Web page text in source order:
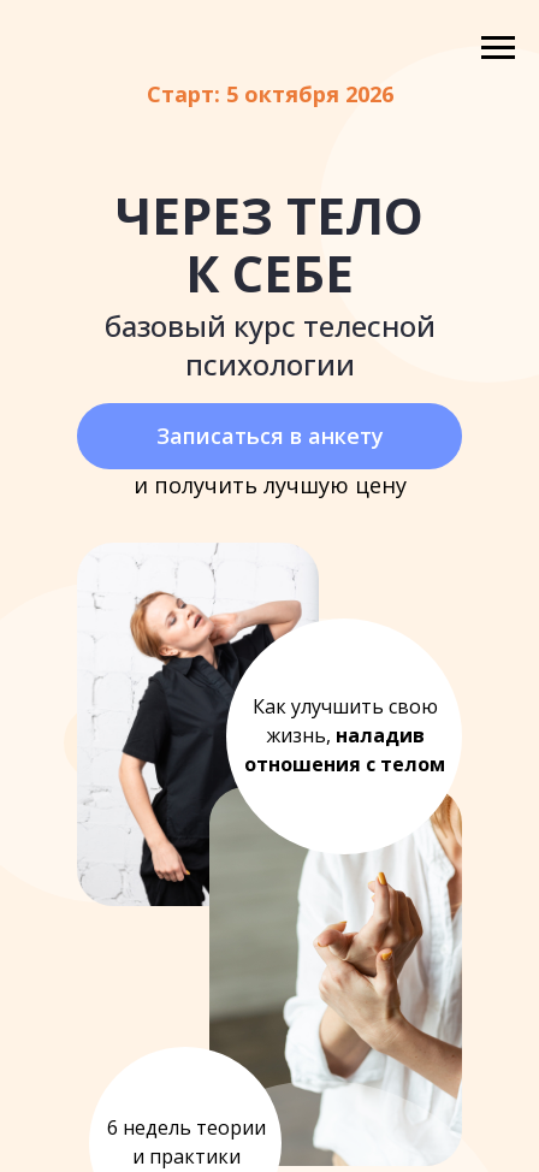
ЧЕРЕЗ ТЕЛО
К СЕБЕ
базовый курс телесной
психологии
Старт: 5 октября 2026
Как улучшить свою
жизнь, наладив
отношения с телом
Записаться в анкету
6 недель теории
и практики
и получить лучшую цену